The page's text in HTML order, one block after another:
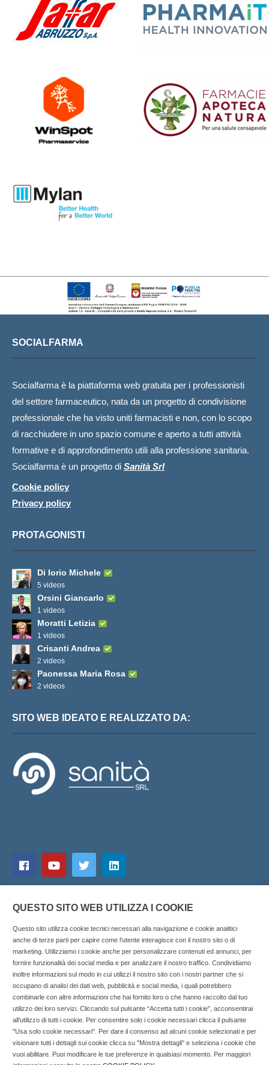
SOCIALFARMA
Socialfarma è la piattaforma web gratuita per i professionisti
del settore farmaceutico, nata da un progetto di condivisione
professionale che ha visto uniti farmacisti e non, con lo scopo
di racchiudere in uno spazio comune e aperto a tutti attività
formative e di approfondimento utili alla professione sanitaria.
Socialfarma è un progetto di Sanità Srl
Cookie policy
Privacy policy
PROTAGONISTI
Di Iorio Michele
5 videos
Orsini Giancarlo
1 videos
Moratti Letizia
1 videos
Crisanti Andrea
2 videos
Paonessa Maria Rosa
2 videos
SITO WEB IDEATO E REALIZZATO DA:
Copyright © 2025 SOCIALFARMA - La piattaforma web per i
professionisti della farmacia. Tutti i diritti riservati.
Socialfarma.it è un marchio di Sanità S.r.l. Largo San
Francesco, 19 - 73041 Carmiano (LE) - Tel: 0832.093720 Cell:
3276346536 Cell: 3297281965 - P.iva: 04571460759 - Rea: LE-
QUESTO SITO WEB UTILIZZA I COOKIE
Questo sito utilizza cookie tecnici necessari alla navigazione e cookie analitici
anche di terze parti per capire come l’utente interagisce con il nostro sito o di
marketing. Utilizziamo i cookie anche per personalizzare contenuti ed annunci, per
fornire funzionalità dei social media e per analizzare il nostro traffico. Condividiamo
inoltre informazioni sul modo in cui utilizzi il nostro sito con i nostri partner che si
occupano di analisi dei dati web, pubblicità e social media, i quali potrebbero
combinarle con altre informazioni che hai fornito loro o che hanno raccolto dal tuo
utilizzo dei loro servizi. Cliccando sul pulsante “Accetta tutti i cookie”, acconsentirai
all’utilizzo di tutti i cookie. Per consentire solo i cookie necessari clicca il pulsante
"Usa solo cookie necessari". Per dare il consenso ad alcuni cookie selezionati e per
visionare tutti i dettagli sui cookie clicca su "Mostra dettagli" e seleziona i cookie che
vuoi abilitare. Puoi modificare le tue preferenze in qualsiasi momento. Per maggiori